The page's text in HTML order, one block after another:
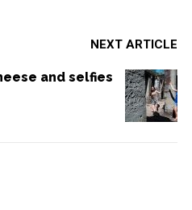
NEXT ARTICLE
and selfies